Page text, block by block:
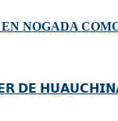
NOGADA
𝗗𝗘